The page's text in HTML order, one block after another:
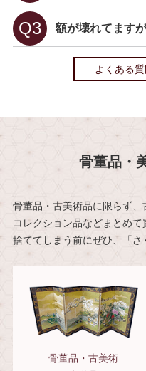
額が壊れてます
よくある
骨董品・
骨董品・古美術品に限らず、
コレクション品などまとめて
捨ててしまう前にぜひ、「さ
骨董品・古美術